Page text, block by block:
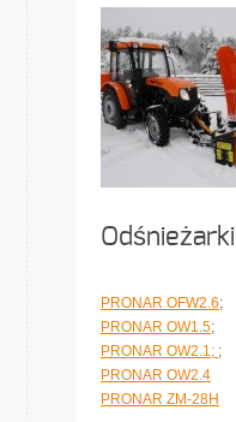
Odśnieżarki
PRONAR OFW2.6;
PRONAR OW1.5;
PRONAR OW2.1; ;
PRONAR OW2.4
PRONAR ZM-28H